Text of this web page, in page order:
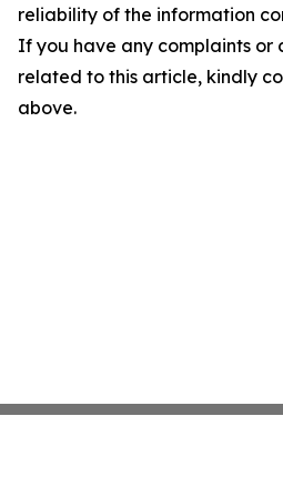
reliability of the information
If you have any complaints or
related to this article, kindly
above.